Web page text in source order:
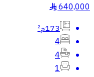
640,000
§
173م²
4
4
1